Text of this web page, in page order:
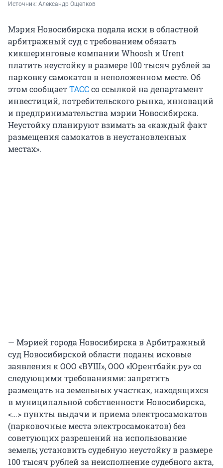
Источник: Александр Ощепков
Мэрия Новосибирска подала иски в областной
арбитражный суд с требованием обязать
кикшеринговые компании Whoosh и Urent
платить неустойку в размере 100 тысяч рублей за
парковку самокатов в неположенном месте. Об
этом сообщаетТАССсо ссылкой на департамент
инвестиций, потребительского рынка, инноваций
и предпринимательства мэрии Новосибирска.
Неустойку планируют взимать за «каждый факт
размещения самокатов в неустановленных
местах».
— Мэрией города Новосибирска в Арбитражный
суд Новосибирской области поданы исковые
заявления к ООО «ВУШ», ООО «Юрентбайк.ру» со
следующими требованиями: запретить
размещать на земельных участках, находящихся
в муниципальной собственности Новосибирска,
<…> пункты выдачи и приема электросамокатов
(парковочные места электросамокатов) без
советующих разрешений на использование
земель; установить судебную неустойку в размере
100 тысяч рублей за неисполнение судебного акта,